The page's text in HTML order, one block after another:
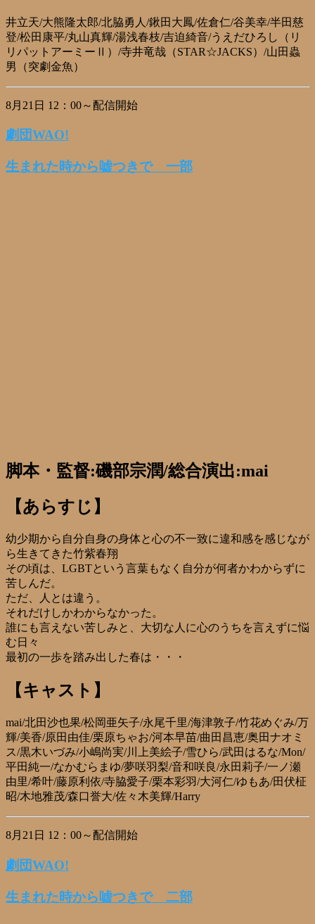
井立天/大熊隆太郎/北脇勇人/鍬田大鳳/佐倉仁/谷美幸/半田慈
登/松田康平/丸山真輝/湯浅春枝/吉迫綺音/うえだひろし（リ
リパットアーミーⅡ）/寺井竜哉（STAR☆JACKS）/山田蟲
男（突劇金魚）
8月21日 12：00～配信開始
劇団WAO!
生まれた時から嘘つきで 一部
脚本・監督:磯部宗潤/総合演出:mai
【あらすじ】
幼少期から自分自身の身体と心の不一致に違和感を感じなが
ら生きてきた竹紫春翔
その頃は、LGBTという言葉もなく自分が何者かわからずに
苦しんだ。
ただ、人とは違う。
それだけしかわからなかった。
誰にも言えない苦しみと、大切な人に心のうちを言えずに悩
む日々
最初の一歩を踏み出した春は・・・
【キャスト】
mai/北田沙也果/松岡亜矢子/永尾千里/海津敦子/竹花めぐみ/万
輝/美香/原田由佳/栗原ちゃお/河本早苗/曲田昌恵/奥田ナオミ
ス/黒木いづみ/小嶋尚実/川上美絵子/雪ひら/武田はるな/Mon/
平田純一/なかむらまゆ/夢咲羽梨/音和咲良/永田莉子/一ノ瀬
由里/希叶/藤原利依/寺脇愛子/栗本彩羽/大河仁/ゆもあ/田伏柾
昭/木地雅茂/森口誉大/佐々木美輝/Harry
8月21日 12：00～配信開始
劇団WAO!
生まれた時から嘘つきで 二部